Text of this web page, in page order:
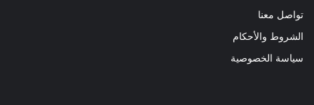
تواصل معنا
الشروط والأحكام
سياسة الخصوصية